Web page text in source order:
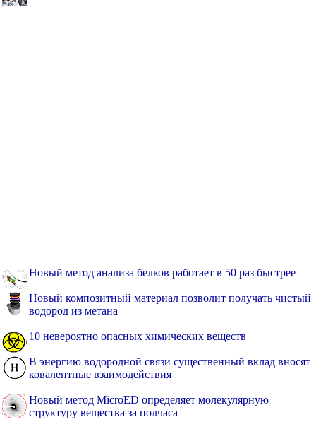
Новый метод анализа белков работает в 50 раз быстрее
Новый композитный материал позволит получать чистый
водород из метана
10 невероятно опасных химических веществ
В энергию водородной связи существенный вклад вносят
ковалентные взаимодействия
Новый метод MicroED определяет молекулярную
структуру вещества за полчаса